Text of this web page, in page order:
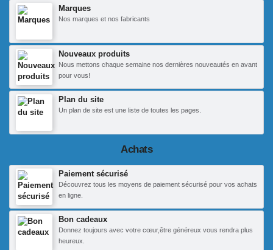
Marques
Nos marques et nos fabricants
Nouveaux produits
Nous mettons chaque semaine nos dernières nouveautés en avant
pour vous!
Plan du site
Un plan de site est une liste de toutes les pages.
Achats
Paiement sécurisé
Découvrez tous les moyens de paiement sécurisé pour vos achats
en ligne.
Bon cadeaux
Donnez toujours avec votre cœur,être généreux vous rendra plus
heureux.